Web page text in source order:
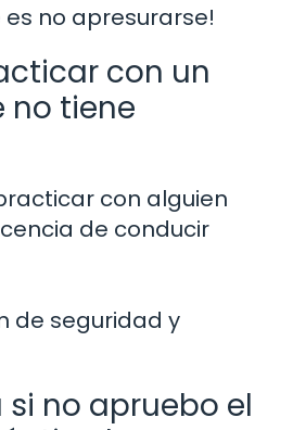
es no apresurarse!
con un
no tiene
con alguien
de conducir
de seguridad y
si no apruebo el